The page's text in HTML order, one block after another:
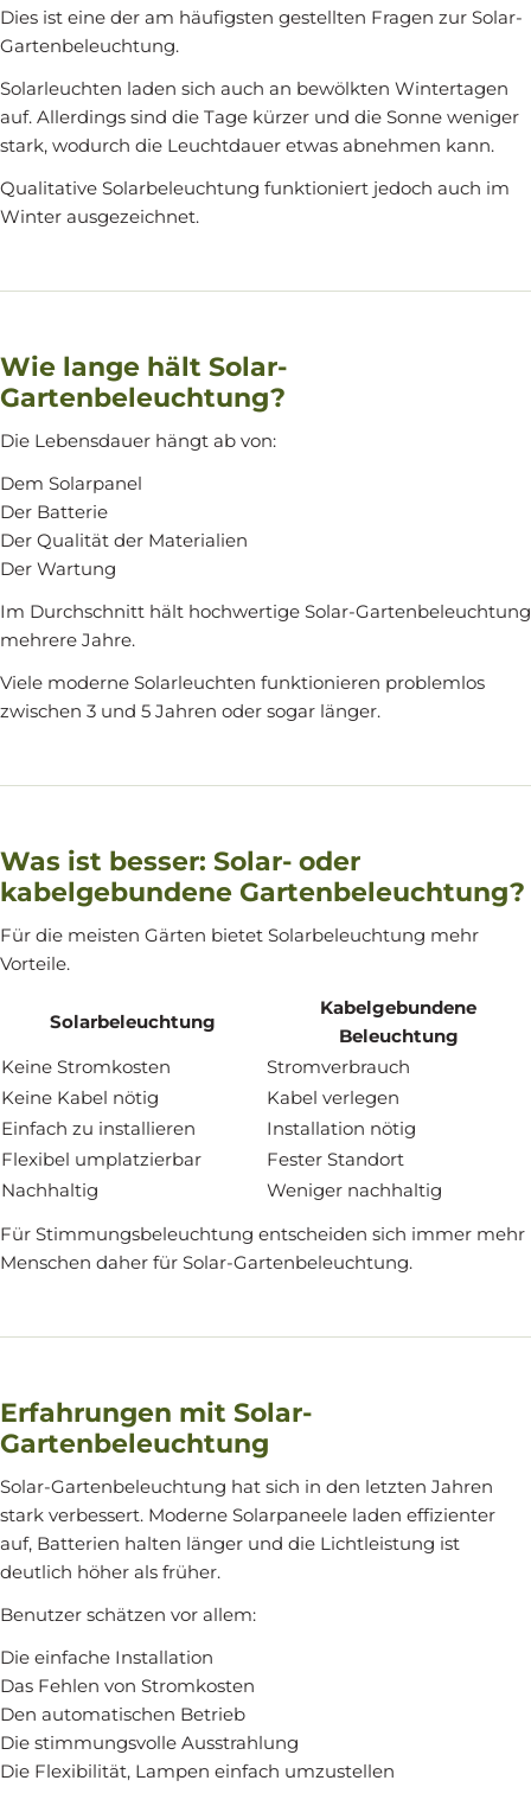
Dies ist eine der am häufigsten gestellten Fragen zur Solar-
Gartenbeleuchtung.
Solarleuchten laden sich auch an bewölkten Wintertagen
auf. Allerdings sind die Tage kürzer und die Sonne weniger
stark, wodurch die Leuchtdauer etwas abnehmen kann.
Qualitative Solarbeleuchtung funktioniert jedoch auch im
Winter ausgezeichnet.
Wie lange hält Solar-
Gartenbeleuchtung?
Die Lebensdauer hängt ab von:
Dem Solarpanel
Der Batterie
Der Qualität der Materialien
Der Wartung
Im Durchschnitt hält hochwertige Solar-Gartenbeleuchtung
mehrere Jahre.
Viele moderne Solarleuchten funktionieren problemlos
zwischen 3 und 5 Jahren oder sogar länger.
Was ist besser: Solar- oder
kabelgebundene Gartenbeleuchtung?
Für die meisten Gärten bietet Solarbeleuchtung mehr
Vorteile.
Solarbeleuchtung
Kabelgebundene
Beleuchtung
Keine Stromkosten
Stromverbrauch
Keine Kabel nötig
Kabel verlegen
Einfach zu installieren
Installation nötig
Flexibel umplatzierbar
Fester Standort
Nachhaltig
Weniger nachhaltig
Für Stimmungsbeleuchtung entscheiden sich immer mehr
Menschen daher für Solar-Gartenbeleuchtung.
Erfahrungen mit Solar-
Gartenbeleuchtung
Solar-Gartenbeleuchtung hat sich in den letzten Jahren
stark verbessert. Moderne Solarpaneele laden effizienter
auf, Batterien halten länger und die Lichtleistung ist
deutlich höher als früher.
Benutzer schätzen vor allem:
Die einfache Installation
Das Fehlen von Stromkosten
Den automatischen Betrieb
Die stimmungsvolle Ausstrahlung
Die Flexibilität, Lampen einfach umzustellen